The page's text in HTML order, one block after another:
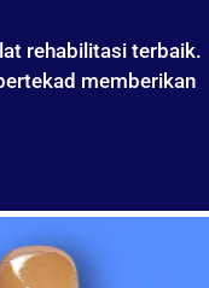
rehabilitasi terbaik.
memberikan